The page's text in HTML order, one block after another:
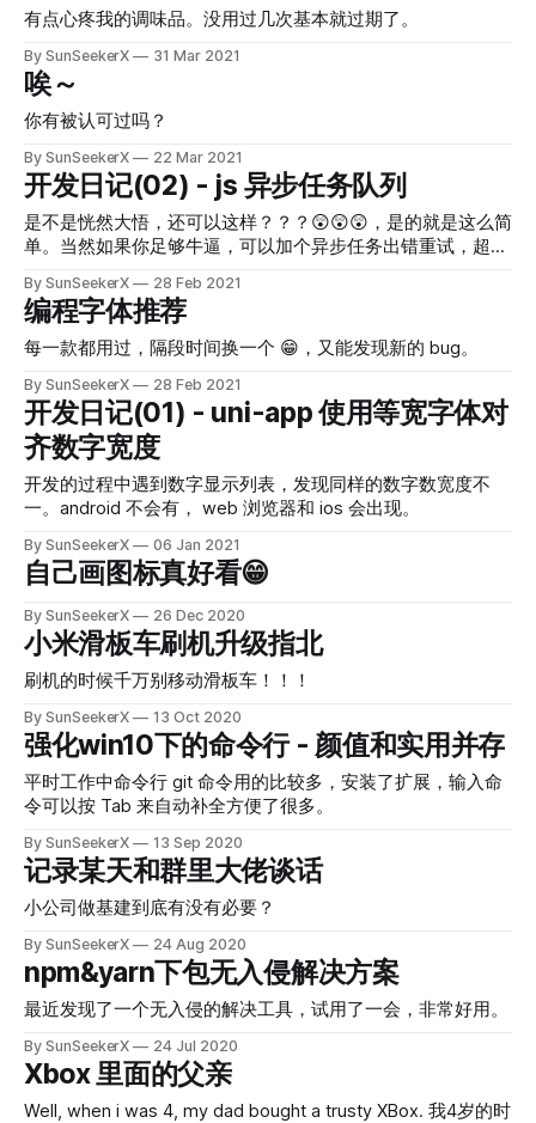
有点心疼我的调味品。没用过几次基本就过期了。
By SunSeekerX 31 Mar 2021
唉～
你有被认可过吗？
By SunSeekerX 22 Mar 2021
开发日记(02) - js 异步任务队列
是不是恍然大悟，还可以这样？？？😲😲😲，是的就是这么简
单。当然如果你足够牛逼，可以加个异步任务出错重试，超时
By SunSeekerX 28 Feb 2021
编程字体推荐
每一款都用过，隔段时间换一个 😁，又能发现新的 bug。
By SunSeekerX 28 Feb 2021
开发日记(01) - uni-app 使用等宽字体对
齐数字宽度
开发的过程中遇到数字显示列表，发现同样的数字数宽度不
一。android 不会有， web 浏览器和 ios 会出现。
By SunSeekerX 06 Jan 2021
自己画图标真好看😁
By SunSeekerX 26 Dec 2020
小米滑板车刷机升级指北
刷机的时候千万别移动滑板车！！！
By SunSeekerX 13 Oct 2020
强化win10下的命令行 - 颜值和实用并存
平时工作中命令行 git 命令用的比较多，安装了扩展，输入命
令可以按 Tab 来自动补全方便了很多。
By SunSeekerX 13 Sep 2020
记录某天和群里大佬谈话
小公司做基建到底有没有必要？
By SunSeekerX 24 Aug 2020
npm&yarn下包无入侵解决方案
最近发现了一个无入侵的解决工具，试用了一会，非常好用。
By SunSeekerX 24 Jul 2020
Xbox 里面的父亲
Well, when i was 4, my dad bought a trusty XBox. 我4岁的时